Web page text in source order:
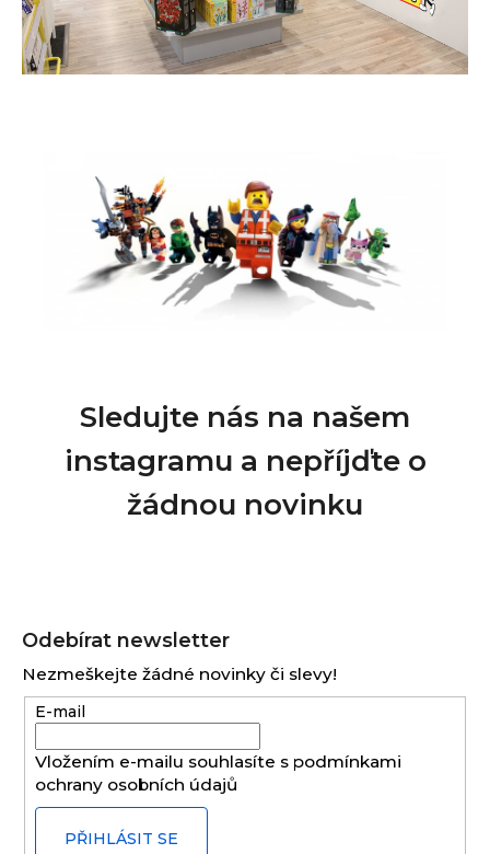
Sledujte nás na našem
instagramu a nepříjďte o
žádnou novinku
Odebírat newsletter
Nezmeškejte žádné novinky či slevy!
E-mail
Vložením e-mailu souhlasíte s podmínkami
ochrany osobních údajů
PŘIHLÁSIT SE